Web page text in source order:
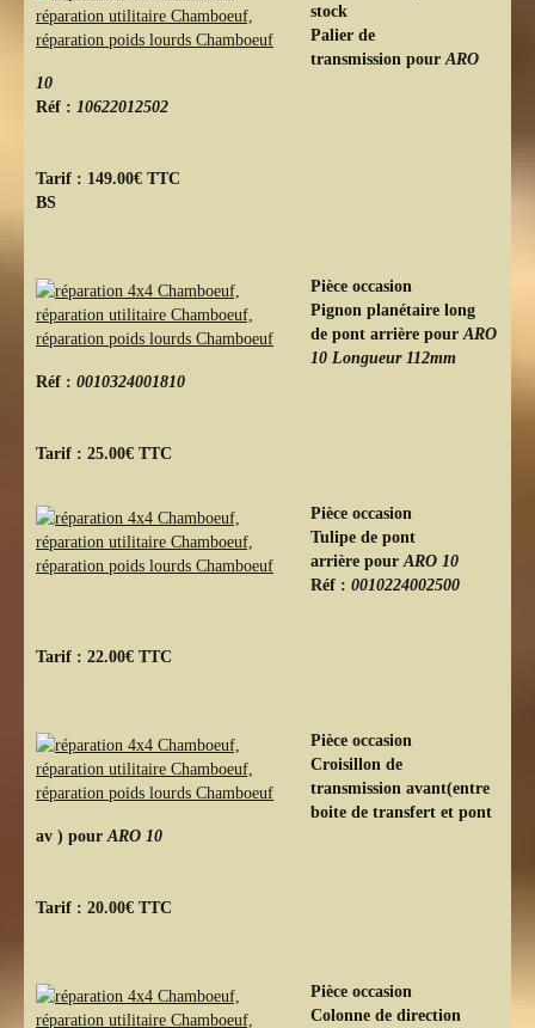
stock
Palier de
transmission pour ARO
10
Réf : 10622012502
Tarif : 149.00€ TTC
BS
Pièce occasion
Pignon planétaire long
de pont arrière pour ARO
10 Longueur 112mm
Réf : 0010324001810
Tarif : 25.00€ TTC
Pièce occasion
Tulipe de pont
arrière pour ARO 10
Réf : 0010224002500
Tarif : 22.00€ TTC
Pièce occasion
Croisillon de
transmission avant(entre
boite de transfert et pont
av ) pour ARO 10
Tarif : 20.00€ TTC
Pièce occasion
Colonne de direction